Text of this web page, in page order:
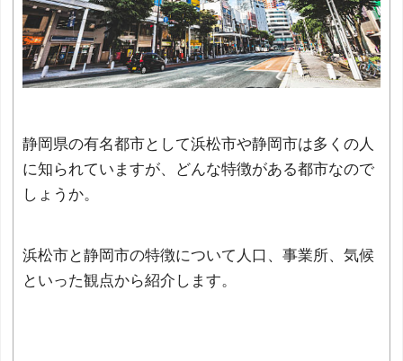
静岡県の有名都市として浜松市や静岡市は多くの人
に知られていますが、どんな特徴がある都市なので
しょうか。
浜松市と静岡市の特徴について人口、事業所、気候
といった観点から紹介します。